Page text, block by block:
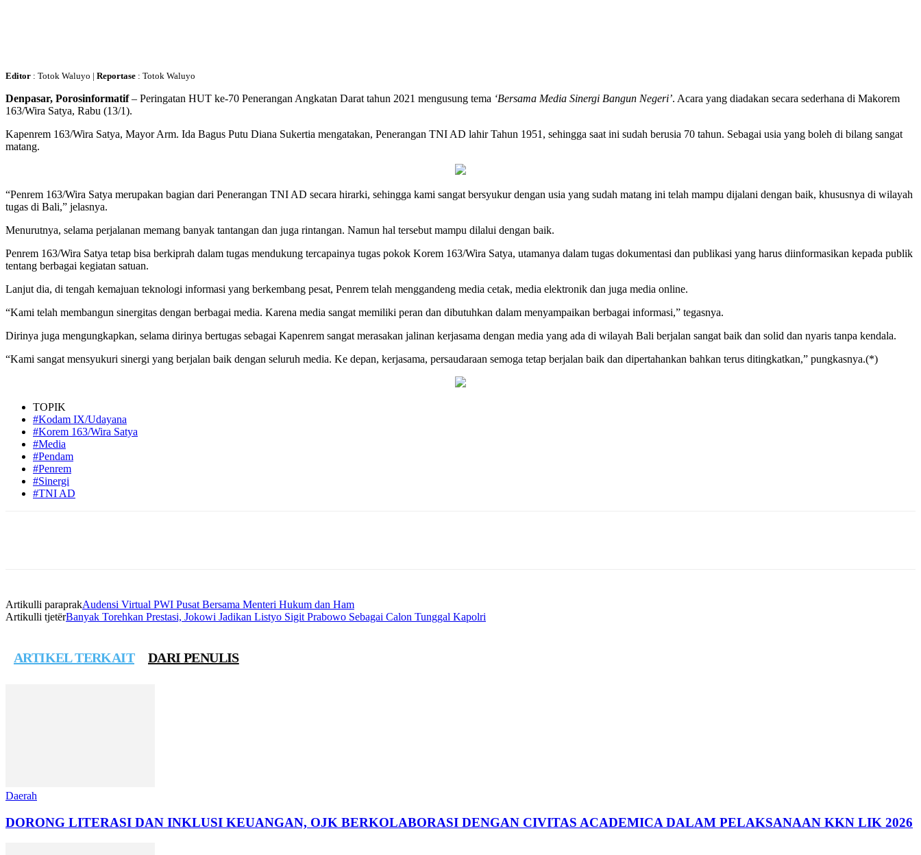
Editor : Totok Waluyo | Reportase : Totok Waluyo
Denpasar, Porosinformatif– Peringatan HUT ke-70 Penerangan Angkatan Darat tahun 2021 mengusung tema ‘Bersama Media Sinergi Bangun Negeri’. Acara yang diadakan secara sederhana di Makorem
163/Wira Satya, Rabu (13/1).
Kapenrem 163/Wira Satya, Mayor Arm. Ida Bagus Putu Diana Sukertia mengatakan, Penerangan TNI AD lahir Tahun 1951, sehingga saat ini sudah berusia 70 tahun. Sebagai usia yang boleh di bilang sangat
matang.
“Penrem 163/Wira Satya merupakan bagian dari Penerangan TNI AD secara hirarki, sehingga kami sangat bersyukur dengan usia yang sudah matang ini telah mampu dijalani dengan baik, khususnya di wilayah
tugas di Bali,” jelasnya.
Menurutnya, selama perjalanan memang banyak tantangan dan juga rintangan. Namun hal tersebut mampu dilalui dengan baik.
Penrem 163/Wira Satya tetap bisa berkiprah dalam tugas mendukung tercapainya tugas pokok Korem 163/Wira Satya, utamanya dalam tugas dokumentasi dan publikasi yang harus diinformasikan kepada publik
tentang berbagai kegiatan satuan.
Lanjut dia, di tengah kemajuan teknologi informasi yang berkembang pesat, Penrem telah menggandeng media cetak, media elektronik dan juga media online.
“Kami telah membangun sinergitas dengan berbagai media. Karena media sangat memiliki peran dan dibutuhkan dalam menyampaikan berbagai informasi,” tegasnya.
Dirinya juga mengungkapkan, selama dirinya bertugas sebagai Kapenrem sangat merasakan jalinan kerjasama dengan media yang ada di wilayah Bali berjalan sangat baik dan solid dan nyaris tanpa kendala.
“Kami sangat mensyukuri sinergi yang berjalan baik dengan seluruh media. Ke depan, kerjasama, persaudaraan semoga tetap berjalan baik dan dipertahankan bahkan terus ditingkatkan,” pungkasnya.(*)
TOPIK
#Kodam IX/Udayana
#Korem 163/Wira Satya
#Media
#Pendam
#Penrem
#Sinergi
#TNI AD
Artikulli paraprakAudensi Virtual PWI Pusat Bersama Menteri Hukum dan Ham
Artikulli tjetërBanyak Torehkan Prestasi, Jokowi Jadikan Listyo Sigit Prabowo Sebagai Calon Tunggal Kapolri
ARTIKEL TERKAIT DARI PENULIS
Daerah
DORONG LITERASI DAN INKLUSI KEUANGAN, OJK BERKOLABORASI DENGAN CIVITAS ACADEMICA DALAM PELAKSANAAN KKN LIK 2026